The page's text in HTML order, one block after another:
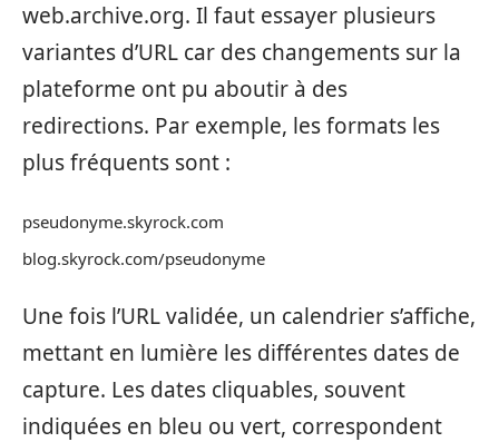
web.archive.org. Il faut essayer plusieurs
variantes d’URL car des changements sur la
plateforme ont pu aboutir à des
redirections. Par exemple, les formats les
plus fréquents sont :
pseudonyme.skyrock.com
blog.skyrock.com/pseudonyme
Une fois l’URL validée, un calendrier s’affiche,
mettant en lumière les différentes dates de
capture. Les dates cliquables, souvent
indiquées en bleu ou vert, correspondent